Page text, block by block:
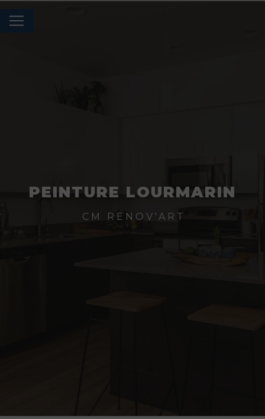
PEINTURE LOURMARIN
CM RENOV'ART